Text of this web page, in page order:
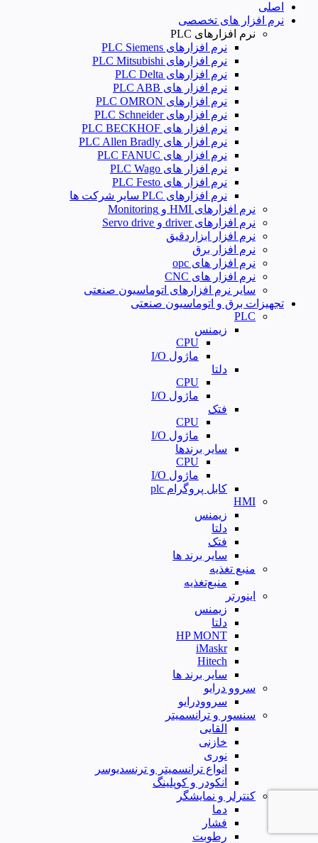
اصلی
نرم افزار های تخصصی
نرم افزارهای PLC
نرم افزارهای PLC Siemens
نرم افزارهای PLC Mitsubishi
نرم‌ افزارهای PLC Delta
نرم افزار های PLC ABB
نرم افزارهای PLC OMRON
نرم افزارهای PLC Schneider
نرم افزار های PLC BECKHOF
نرم افزار های PLC Allen Bradly
نرم افزار های PLC FANUC
نرم افزار های PLC Wago
نرم افزار های PLC Festo
نرم افزارهای PLC سایر شرکت ها
نرم افزارهای HMI و Monitoring
نرم افزارهای driver و Servo drive
نرم افزار ابزاردقیق
نرم افزار برق
نرم افزار های opc
نرم افزار های CNC
سایر نرم افزارهای اتوماسیون صنعتی
تجهیزات برق و اتوماسیون صنعتی
PLC
زیمنس
CPU
ماژول I/O
دلتا
CPU
ماژول I/O
فتک
CPU
ماژول I/O
سایر برندها
CPU
ماژول I/O
کابل پروگرام plc
HMI
زیمنس
دلتا
فتک
سایر برند ها
منبع تغذیه
منبع‌تغذیه
اینورتر
زیمنس
دلتا
HP MONT
iMaskr
Hitech
سایر برند ها
سروو درایو
سروودرایو
سنسور و ترانسمیتر
القایی
خازنی
نوری
انواع ترانسمیتر و ترنسدیوسر
انکودر و کوپلینگ
کنترلر و نمایشگر
دما
فشار
رطوبت